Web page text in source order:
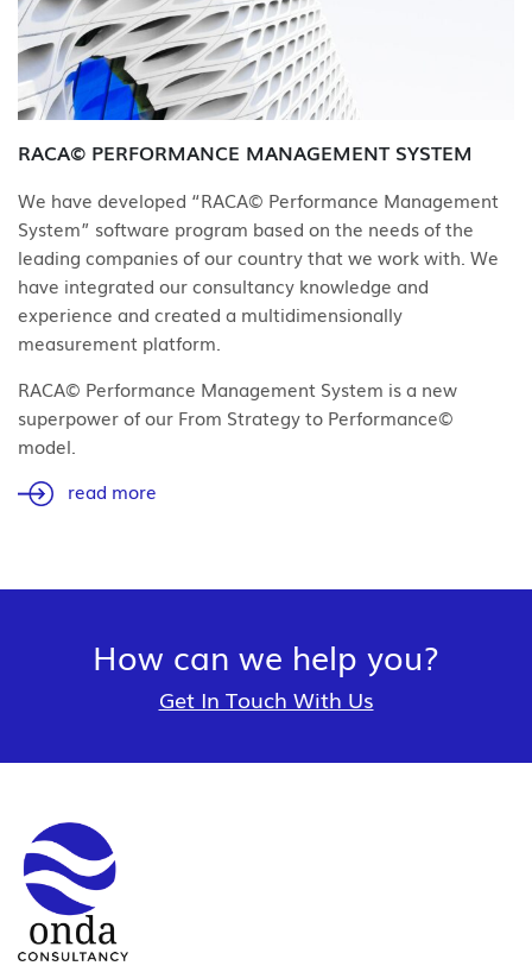
RACA© PERFORMANCE MANAGEMENT SYSTEM
We have developed “RACA© Performance Management
System” software program based on the needs of the
leading companies of our country that we work with. We
have integrated our consultancy knowledge and
experience and created a multidimensionally
measurement platform.
RACA© Performance Management System is a new
superpower of our From Strategy to Performance©
model.
read more
How can we help you?
Get In Touch With Us